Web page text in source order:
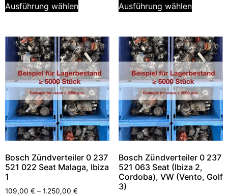
Ausführung wählen Ausführung wählen
Bosch Zündverteiler 0 237
521 022 Seat Malaga, Ibiza
1
109,00 € – 1.250,00 €
Bosch Zündverteiler 0 237
521 063 Seat (Ibiza 2,
Cordoba), VW (Vento, Golf
3)